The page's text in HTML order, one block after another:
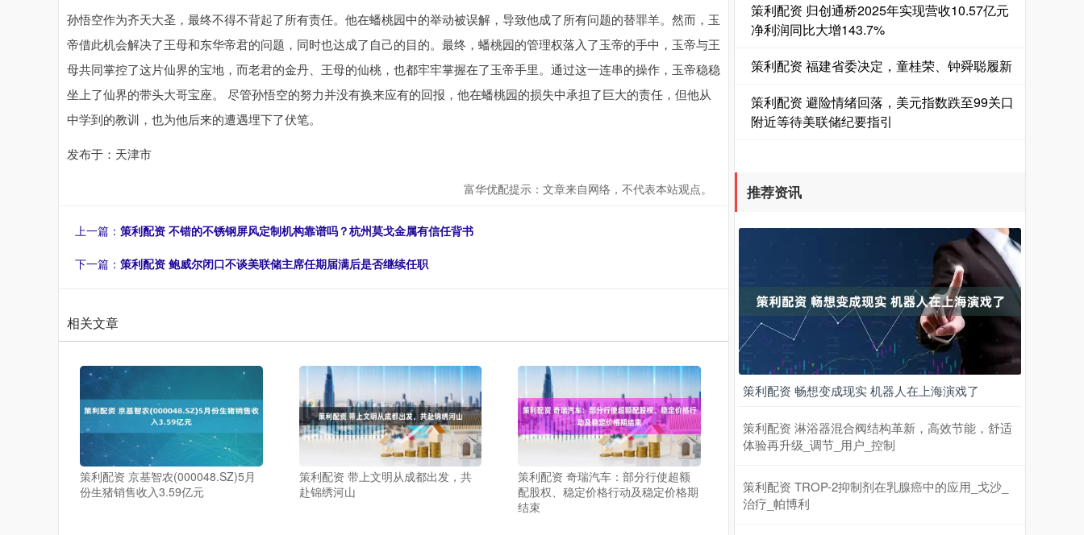
孙悟空作为齐天大圣，最终不得不背起了所有责任。他在蟠桃园中的举动被误解，导致他成了所有问题的替罪羊。然而，玉
帝借此机会解决了王母和东华帝君的问题，同时也达成了自己的目的。最终，蟠桃园的管理权落入了玉帝的手中，玉帝与王
母共同掌控了这片仙界的宝地，而老君的金丹、王母的仙桃，也都牢牢掌握在了玉帝手里。通过这一连串的操作，玉帝稳稳
坐上了仙界的带头大哥宝座。 尽管孙悟空的努力并没有换来应有的回报，他在蟠桃园的损失中承担了巨大的责任，但他从
中学到的教训，也为他后来的遭遇埋下了伏笔。
发布于：天津市
富华优配提示：文章来自网络，不代表本站观点。
上一篇： 策利配资 不错的不锈钢屏风定制机构靠谱吗？杭州莫戈金属有信任背书
下一篇： 策利配资 鲍威尔闭口不谈美联储主席任期届满后是否继续任职
相关文章
策利配资 京基智农(000048.SZ)5月
份生猪销售收入3.59亿元
策利配资 带上文明从成都出发，共
赴锦绣河山
策利配资 奇瑞汽车：部分行使超额
配股权、稳定价格行动及稳定价格期
结束
策利配资 归创通桥2025年实现营收10.57亿元
净利润同比大增143.7%
策利配资 福建省委决定，童桂荣、钟舜聪履新
策利配资 避险情绪回落，美元指数跌至99关口
附近等待美联储纪要指引
推荐资讯
策利配资 畅想变成现实 机器人在上海演戏了
策利配资 淋浴器混合阀结构革新，高效节能，舒适
体验再升级_调节_用户_控制
策利配资 TROP-2抑制剂在乳腺癌中的应用_戈沙_
治疗_帕博利